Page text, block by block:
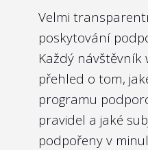
máme za to, že
do odměňování
měly být i státní
Nejlépe to
Povodí Vltavy,
Velmi
poskytování
Každý návštěvník
přehled o tom,
programu
pravidel a jaké
podpořeny v